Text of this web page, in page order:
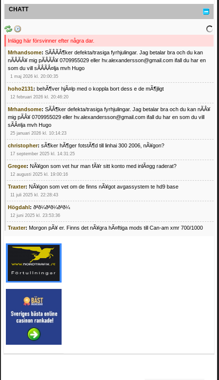
CHATT
Inlägg här försvinner efter några dar.
Mrhandsome: SÃÂÃÂ¶ker defekta/trasiga fyrhjulingar. Jag betalar bra och du kan
nÃÂÃÂ¥ mig pÃÂÃÂ¥ 0709955029 eller hv.alexandersson@gmail.com ifall du har en
som du vill sÃÂÃÂ¤lja mvh Hugo
1 maj 2026 kl. 20:00:35
hoho2131: behÃ¶ver hjÃ¤lp med o koppla bort dess e de mÃ¶jligt
12 februari 2026 kl. 20:46:20
Mrhandsome: SÃÂ¶ker defekta/trasiga fyrhjulingar. Jag betalar bra och du kan nÃÂ¥
mig pÃÂ¥ 0709955029 eller hv.alexandersson@gmail.com ifall du har en som du vill
sÃÂ¤lja mvh Hugo
25 januari 2026 kl. 10:14:23
christopher: sÃ¶ker hÃ¶ger fotstÃ¶d till linhai 300 2006, nÃ¥gon?
17 september 2025 kl. 14:31:25
Gregee: NÃ¥gon som vet hur man fÃ¥r sitt konto med inlÃ¤gg raderat?
12 augusti 2025 kl. 19:00:16
Traxter: NÃ¥gon som vet om de finns nÃ¥got avgassystem te hd9 base
11 juli 2025 kl. 22:28:43
Högdahl: ðªð¼ðªð¼ðªð¼
12 juni 2025 kl. 23:53:36
Traxter: Morgon pÃ¥ er. Finns det nÃ¥gra hÃ¤ftiga mods till Can-am xmr 700/1000
Mrhandsome:SÃ¶ker defekta/trasiga fyrhjulingar. Jag betalar bra och du kan nÃ¥ mig
pÃ¥ 0709955029 eller hv.alexandersson@gmail.com ifall du har en som du vill sÃ¤lja
mvh Hugo
21 februari 2025 kl. 09:25:52
Oscar5:NÃ¥gon som vet vad man kan begÃ¤ra fÃ¶r en Honda TRX 350 FE 2005
4 februari 2025 kl. 19:20:50
Oscar5:44
4 februari 2025 kl. 19:15:36
Greger59:NÃ¤gon som vet har en Cetek 500 EFI
15 januari 2025 kl. 23:49:44
Mrhandsome:SÃÂ¶ker defekta/trasiga fyrhjulingar. Jag betalar bra och du kan nÃÂ¥